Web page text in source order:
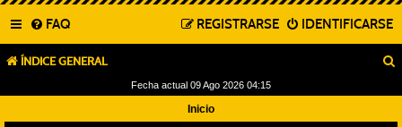
FAQ IDENTIFICARSE
REGISTRARSE
ÍNDICE GENERAL
Fecha actual 09 Ago 2026 04:15
Inicio